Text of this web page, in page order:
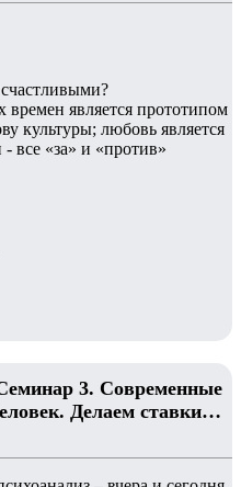
времен является прототипом
культуры; любовь является
все «за» и «против»
3. Современные
Делаем ставки…